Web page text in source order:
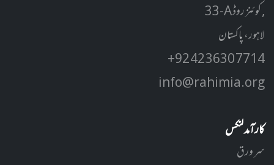
33-A کوئنز روڈ ,
لاہور، پاکستان
+92 42 3630 7714
info@rahimia.org
کارآمد لنکس
سر ورق